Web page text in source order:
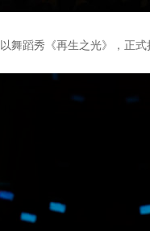
蹈秀《再生之光》，正式